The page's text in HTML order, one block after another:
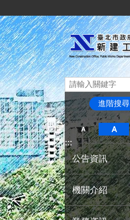
進階搜尋
:::
公告資訊
機關介紹